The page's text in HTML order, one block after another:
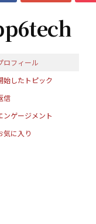
ロフィール
始したトピック
信
ンゲージメント
気に入り